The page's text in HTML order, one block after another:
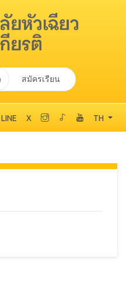
สมัครเรียน
LINE X TH